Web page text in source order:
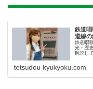
鉄道
道線
鉄道唱
光・歴
解説し
tetsudou-kyukyoku.com